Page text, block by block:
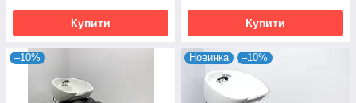
Купити Купити
–10% Новинка –10%